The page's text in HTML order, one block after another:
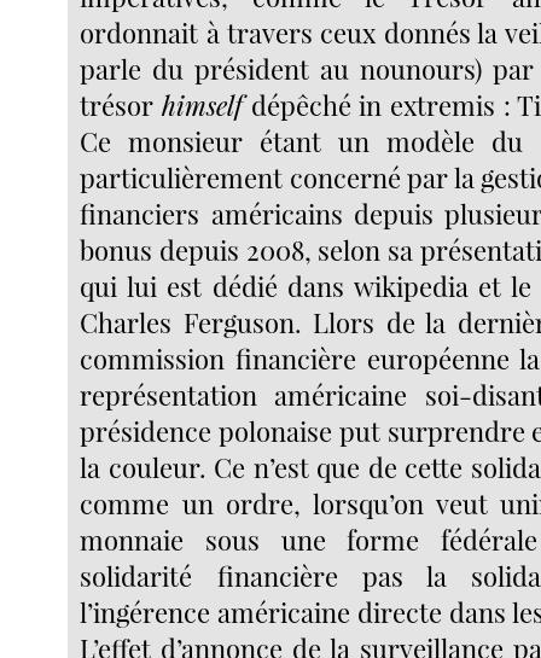
ordonnait à travers ceux donnés la
parle du président au nounours)
trésor himselfdépêché in extremis :
Ce monsieur étant un modèle du
particulièrement concerné par la
financiers américains depuis
bonus depuis 2008, selon sa
qui lui est dédié dans wikipedia et
Charles Ferguson. Llors de la
commission financière européenne
représentation américaine soi-
présidence polonaise put surprendre
la couleur. Ce n’est que de cette
comme un ordre, lorsqu’on veut
monnaie sous une forme
solidarité financière pas la
l’ingérence américaine directe dans
L’effet d’annonce de la surveillance